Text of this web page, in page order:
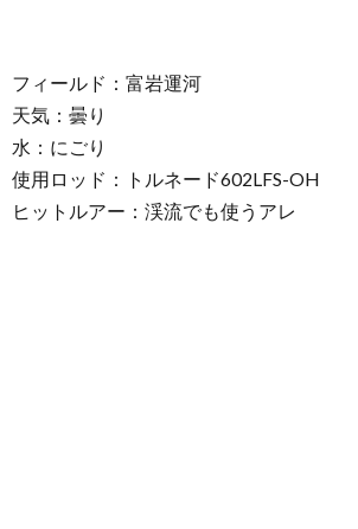
フィールド：富岩運河
天気：曇り
水：にごり
使用ロッド：トルネード602LFS-OH
ヒットルアー：渓流でも使うアレ